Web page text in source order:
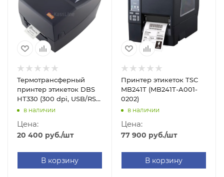
Термотрансферный
принтер этикеток DBS
HT330 (300 dpi, USB/RS-
232/Ethernet, арт.
в наличии
Цена:
20 400 руб./шт
В корзину
Принтер этикеток TSC
MB241T (MB241T-A001-
0202)
в наличии
Цена:
77 900 руб./шт
В корзину